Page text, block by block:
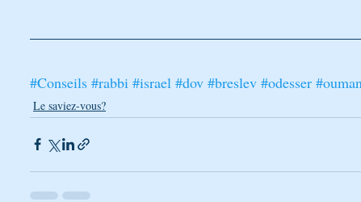
#Conseils #rabbi #israel #dov #breslev #odesser
Le saviez-vous?